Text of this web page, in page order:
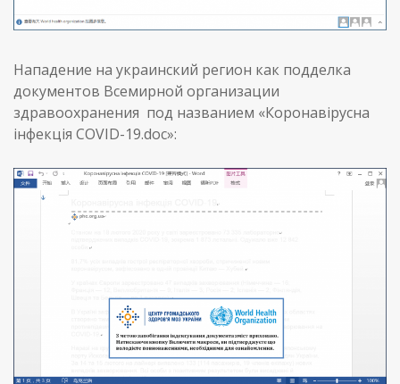
Нападение на украинский регион как подделка
документов Всемирной организации
здравоохранения под названием «Коронавірусна
інфекція COVID-19.doc»: